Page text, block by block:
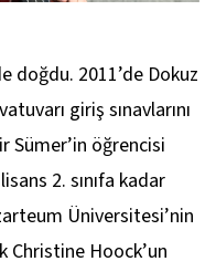
doğdu. 2011’de Dokuz
giriş sınavlarını
Sümer’in öğrencisi
2. sınıfa kadar
Üniversitesi’nin
Christine Hoock’un